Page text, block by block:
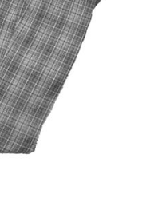
zum